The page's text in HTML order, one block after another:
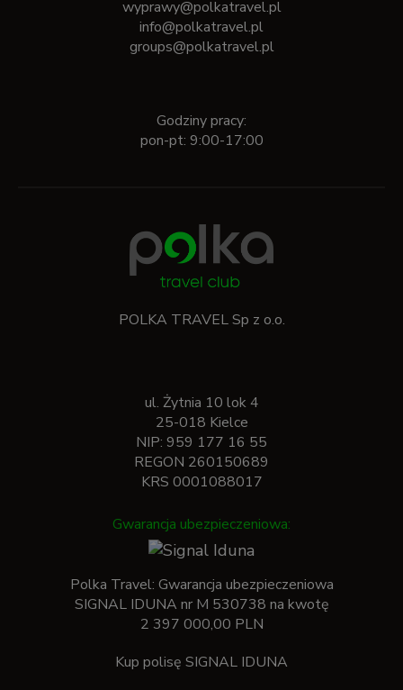
wyprawy@polkatravel.pl
info@polkatravel.pl
groups@polkatravel.pl
Godziny pracy:
pon-pt: 9:00-17:00
POLKA TRAVEL Sp z o.o.
ul. Żytnia 10 lok 4
25-018 Kielce
NIP: 959 177 16 55
REGON 260150689
KRS 0001088017
Gwarancja ubezpieczeniowa:
Polka Travel: Gwarancja ubezpieczeniowa
SIGNAL IDUNA nr M 530738 na kwotę
2 397 000,00 PLN
Kup polisę SIGNAL IDUNA